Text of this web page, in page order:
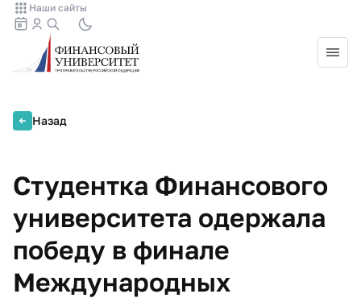
Наши сайты
Назад
Студентка Финансового
университета одержала
победу в финале
Международных